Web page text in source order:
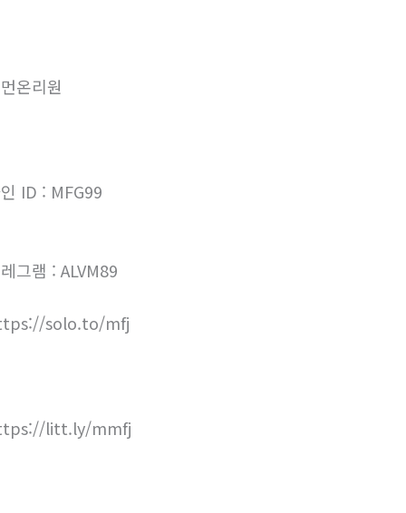
온리원
ID : MFG99
그램 : ALVM89
solo.to/mfj
litt.ly/mmfj